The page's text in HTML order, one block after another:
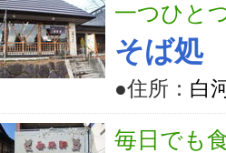
一つひと
そば処
●住所： 白
毎日でも